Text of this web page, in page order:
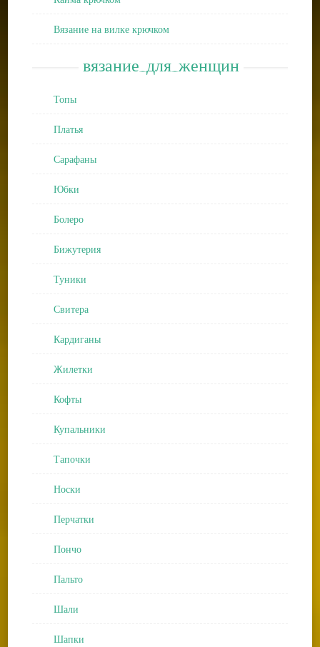
Вязание на вилке крючком
вязание_для_женщин
Топы
Платья
Сарафаны
Юбки
Болеро
Бижутерия
Туники
Свитера
Кардиганы
Жилетки
Кофты
Купальники
Тапочки
Носки
Перчатки
Пончо
Пальто
Шали
Шапки